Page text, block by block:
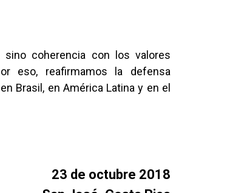
coherencia con los valores
eso, reafirmamos la defensa
Brasil, en América Latina y en el
23 de octubre 2018